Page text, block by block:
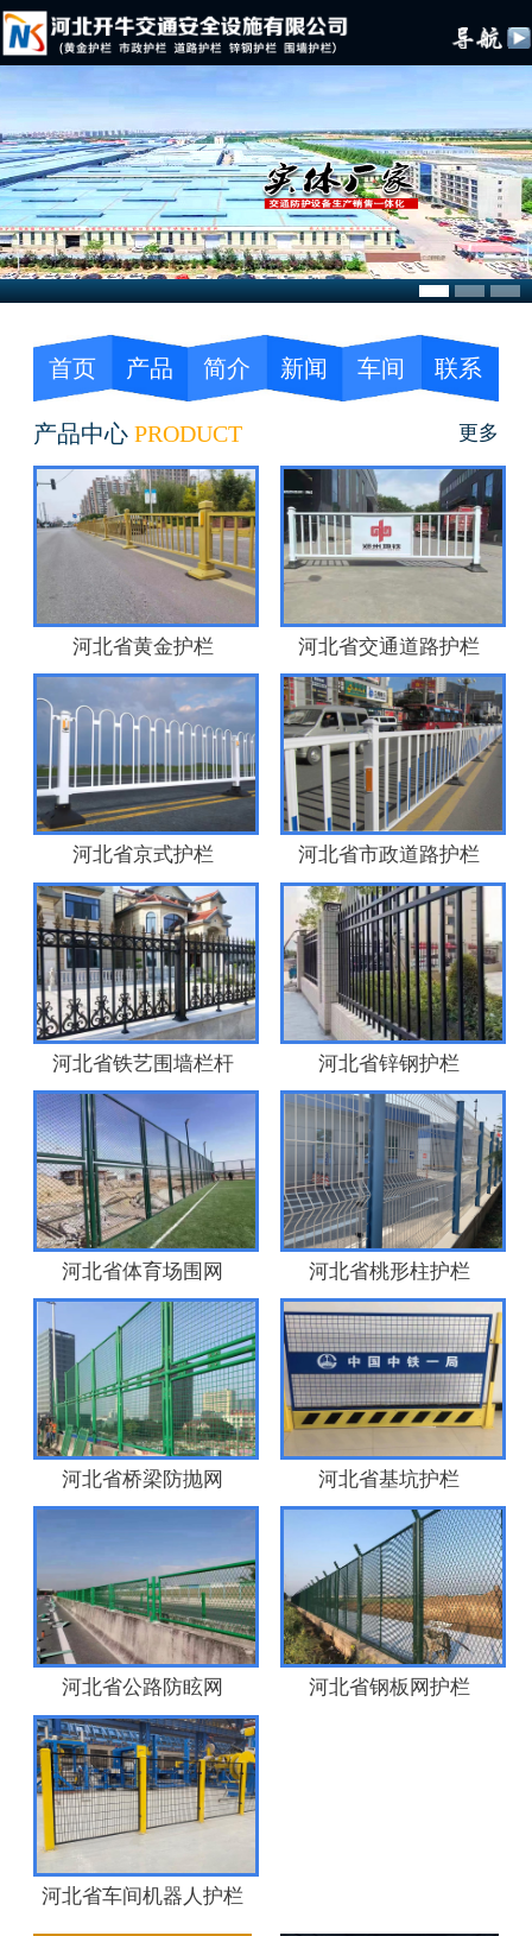
首页 产品 简介 新闻 车间 联系
产品中心 PRODUCT 更多
河北省黄金护栏 河北省交通道路护栏
河北省京式护栏 河北省市政道路护栏
河北省铁艺围墙栏杆 河北省锌钢护栏
河北省体育场围网 河北省桃形柱护栏
河北省桥梁防抛网 河北省基坑护栏
河北省公路防眩网 河北省钢板网护栏
河北省车间机器人护栏